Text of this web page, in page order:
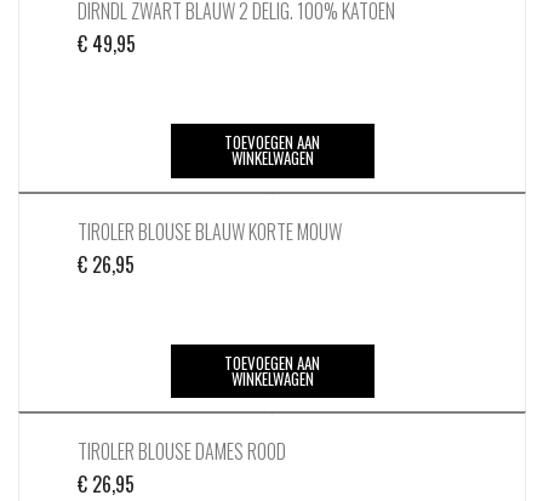
de
DIRNDL ZWART BLAUW 2 DELIG. 100% KATOEN
€ 49,95
TOEVOEGEN AAN
WINKELWAGEN
TIROLER BLOUSE BLAUW KORTE MOUW
€ 26,95
TOEVOEGEN AAN
WINKELWAGEN
TIROLER BLOUSE DAMES ROOD
€ 26,95